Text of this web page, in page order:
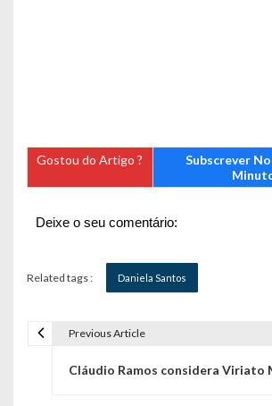
Gostou do Artigo ?
Subscrever
Deixe o seu comentário:
Related tags : Daniela Santos
Previous Article
Cláudio Ramos considera Viriato